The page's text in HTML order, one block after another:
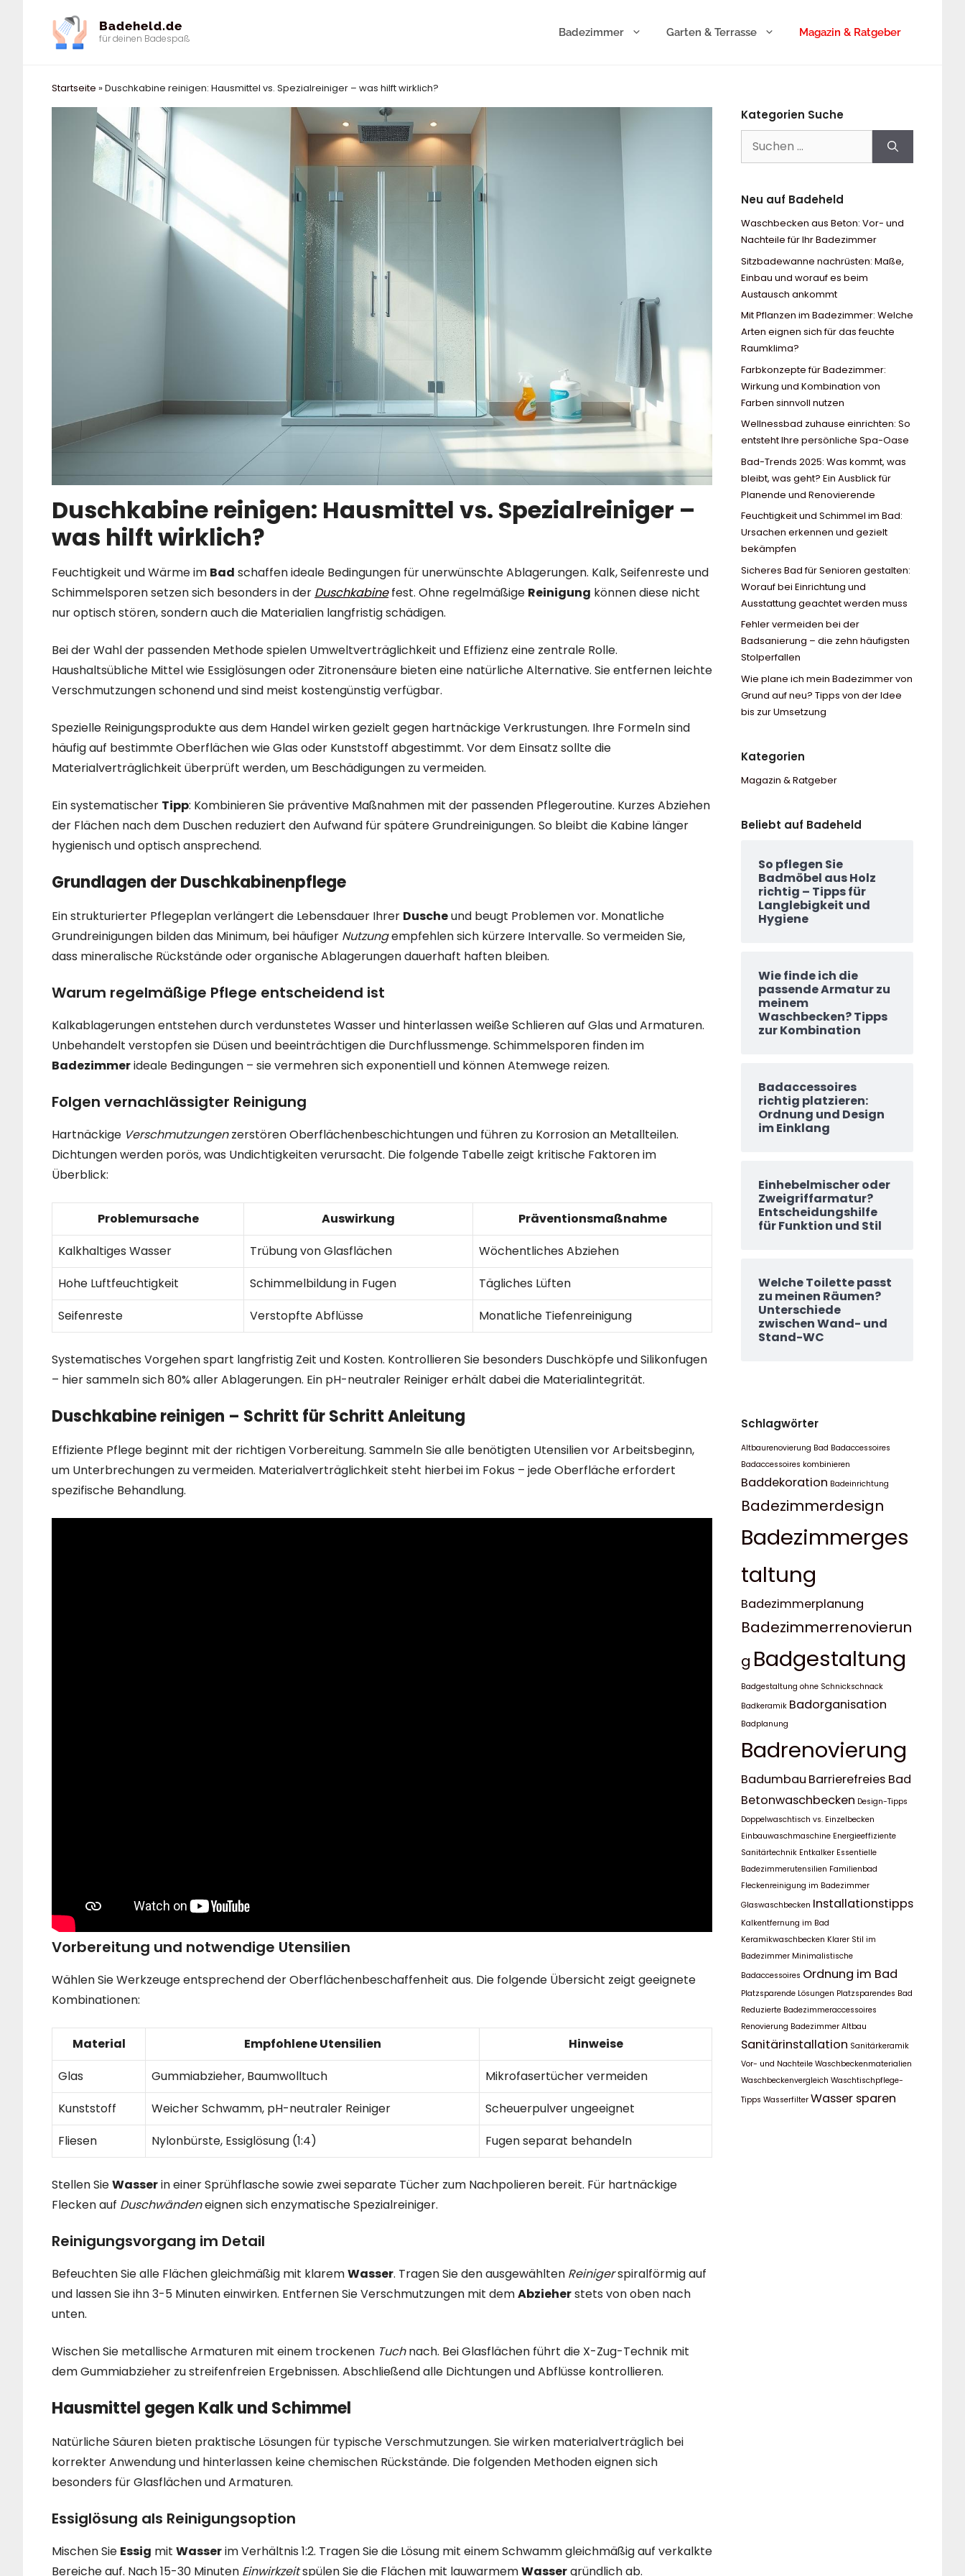
Badeheld.de
für deinen Badespaß Badezimmer Garten & Terrasse Magazin & Ratgeber
Startseite »Duschkabine reinigen: Hausmittel vs. Spezialreiniger – was hilft wirklich?
Duschkabine reinigen: Hausmittel vs. Spezialreiniger –
was hilft wirklich?
Feuchtigkeit und Wärme im Bad schaffen ideale Bedingungen für unerwünschte Ablagerungen. Kalk, Seifenreste und
Schimmelsporen setzen sich besonders in der Duschkabinefest. Ohne regelmäßige Reinigung können diese nicht
nur optisch stören, sondern auch die Materialien langfristig schädigen.
Bei der Wahl der passenden Methode spielen Umweltverträglichkeit und Effizienz eine zentrale Rolle.
Haushaltsübliche Mittel wie Essiglösungen oder Zitronensäure bieten eine natürliche Alternative. Sie entfernen leichte
Verschmutzungen schonend und sind meist kostengünstig verfügbar.
Spezielle Reinigungsprodukte aus dem Handel wirken gezielt gegen hartnäckige Verkrustungen. Ihre Formeln sind
häufig auf bestimmte Oberflächen wie Glas oder Kunststoff abgestimmt. Vor dem Einsatz sollte die
Materialverträglichkeit überprüft werden, um Beschädigungen zu vermeiden.
Ein systematischer Tipp: Kombinieren Sie präventive Maßnahmen mit der passenden Pflegeroutine. Kurzes Abziehen
der Flächen nach dem Duschen reduziert den Aufwand für spätere Grundreinigungen. So bleibt die Kabine länger
hygienisch und optisch ansprechend.
Grundlagen der Duschkabinenpflege
Ein strukturierter Pflegeplan verlängert die Lebensdauer Ihrer Duscheund beugt Problemen vor. Monatliche
Grundreinigungen bilden das Minimum, bei häufiger Nutzungempfehlen sich kürzere Intervalle. So vermeiden Sie,
dass mineralische Rückstände oder organische Ablagerungen dauerhaft haften bleiben.
Warum regelmäßige Pflege entscheidend ist
Kalkablagerungen entstehen durch verdunstetes Wasser und hinterlassen weiße Schlieren auf Glas und Armaturen.
Unbehandelt verstopfen sie Düsen und beeinträchtigen die Durchflussmenge. Schimmelsporen finden im
Badezimmerideale Bedingungen – sie vermehren sich exponentiell und können Atemwege reizen.
Folgen vernachlässigter Reinigung
Hartnäckige Verschmutzungenzerstören Oberflächenbeschichtungen und führen zu Korrosion an Metallteilen.
Dichtungen werden porös, was Undichtigkeiten verursacht. Die folgende Tabelle zeigt kritische Faktoren im
Überblick:
Problemursache Auswirkung
Präventionsmaßnahme
Kalkhaltiges Wasser
Trübung von Glasflächen
Wöchentliches Abziehen
Hohe Luftfeuchtigkeit
Schimmelbildung in Fugen
Tägliches Lüften
Seifenreste
Verstopfte Abflüsse Monatliche Tiefenreinigung
Systematisches Vorgehen spart langfristig Zeit und Kosten. Kontrollieren Sie besonders Duschköpfe und Silikonfugen
– hier sammeln sich 80% aller Ablagerungen. Ein pH-neutraler Reiniger erhält dabei die Materialintegrität.
Duschkabine reinigen – Schritt für Schritt Anleitung
Effiziente Pflege beginnt mit der richtigen Vorbereitung. Sammeln Sie alle benötigten Utensilien vor Arbeitsbeginn,
um Unterbrechungen zu vermeiden. Materialverträglichkeit steht hierbei im Fokus – jede Oberfläche erfordert
spezifische Behandlung.
Vorbereitung und notwendige Utensilien
Wählen Sie Werkzeuge entsprechend der Oberflächenbeschaffenheit aus. Die folgende Übersicht zeigt geeignete
Kombinationen:
Material Empfohlene Utensilien
Hinweise
Glas
Gummiabzieher, Baumwolltuch
Mikrofasertücher vermeiden
Kunststoff
Weicher Schwamm, pH-neutraler Reiniger
Scheuerpulver ungeeignet
Fliesen
Nylonbürste, Essiglösung (1:4) Fugen separat behandeln
Stellen SieWasserin einer Sprühflasche sowie zwei separate Tücher zum Nachpolieren bereit. Für hartnäckige
Flecken auf Duschwändeneignen sich enzymatische Spezialreiniger.
Reinigungsvorgang im Detail
Befeuchten Sie alle Flächen gleichmäßig mit klaremWasser. Tragen Sie den ausgewählten Reinigerspiralförmig auf
und lassen Sie ihn 3-5 Minuten einwirken. Entfernen Sie Verschmutzungen mit demAbzieherstets von oben nach
unten.
Wischen Sie metallische Armaturen mit einem trockenen Tuchnach. Bei Glasflächen führt die X-Zug-Technik mit
dem Gummiabzieher zu streifenfreien Ergebnissen. Abschließend alle Dichtungen und Abflüsse kontrollieren.
Hausmittel gegen Kalk und Schimmel
Natürliche Säuren bieten praktische Lösungen für typische Verschmutzungen. Sie wirken materialverträglich bei
korrekter Anwendung und hinterlassen keine chemischen Rückstände. Die folgenden Methoden eignen sich
besonders für Glasflächen und Armaturen.
Essiglösung als Reinigungsoption
Mischen Sie Essig mit Wasserim Verhältnis 1:2. Tragen Sie die Lösung mit einem Schwamm gleichmäßig auf verkalkte
Bereiche auf. Nach 15-30 Minuten Einwirkzeitspülen Sie die Flächen mit lauwarmemWassergründlich ab.
Kategorien Suche
nach:
Neu auf Badeheld
Waschbecken aus Beton: Vor- und
Nachteile für Ihr Badezimmer
Sitzbadewanne nachrüsten: Maße,
Einbau und worauf es beim
Austausch ankommt
Mit Pflanzen im Badezimmer: Welche
Arten eignen sich für das feuchte
Raumklima?
Farbkonzepte für Badezimmer:
Wirkung und Kombination von
Farben sinnvoll nutzen
Wellnessbad zuhause einrichten: So
entsteht Ihre persönliche Spa-Oase
Bad-Trends 2025: Was kommt, was
bleibt, was geht? Ein Ausblick für
Planende und Renovierende
Feuchtigkeit und Schimmel im Bad:
Ursachen erkennen und gezielt
bekämpfen
Sicheres Bad für Senioren gestalten:
Worauf bei Einrichtung und
Ausstattung geachtet werden muss
Fehler vermeiden bei der
Badsanierung – die zehn häufigsten
Stolperfallen
Wie plane ich mein Badezimmer von
Grund auf neu? Tipps von der Idee
bis zur Umsetzung
Kategorien
Magazin & Ratgeber
Beliebt auf Badeheld
So pflegen Sie
Badmöbel aus Holz
richtig – Tipps für
Langlebigkeit und
Hygiene
Wie finde ich die
passende Armatur zu
meinem
Waschbecken? Tipps
zur Kombination
Badaccessoires
richtig platzieren:
Ordnung und Design
im Einklang
Einhebelmischer oder
Zweigriffarmatur?
Entscheidungshilfe
für Funktion und Stil
Welche Toilette passt
zu meinen Räumen?
Unterschiede
zwischen Wand- und
Stand-WC
Schlagwörter
Altbaurenovierung Bad Badaccessoires
Badaccessoires kombinieren
Baddekoration Badeinrichtung
Badezimmerdesign
Badezimmerges
taltung
Badezimmerplanung
Badezimmerrenovierun
g Badgestaltung
Badgestaltung ohne Schnickschnack
Badkeramik Badorganisation
Badplanung
Badrenovierung
Badumbau Barrierefreies Bad
Betonwaschbecken Design-Tipps
Doppelwaschtisch vs. Einzelbecken
Einbauwaschmaschine Energieeffiziente
Sanitärtechnik Entkalker Essentielle
Badezimmerutensilien Familienbad
Fleckenreinigung im Badezimmer
Glaswaschbecken Installationstipps
Kalkentfernung im Bad
Keramikwaschbecken Klarer Stil im
Badezimmer Minimalistische
Badaccessoires Ordnung im Bad
Platzsparende Lösungen Platzsparendes Bad
Reduzierte Badezimmeraccessoires
Renovierung Badezimmer Altbau
Sanitärinstallation Sanitärkeramik
Vor- und Nachteile Waschbeckenmaterialien
Waschbeckenvergleich Waschtischpflege-
Tipps Wasserfilter Wasser sparen